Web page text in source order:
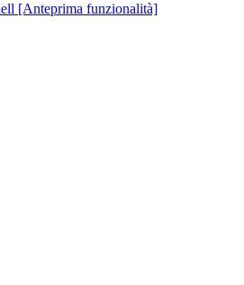
[Anteprima funzionalità]